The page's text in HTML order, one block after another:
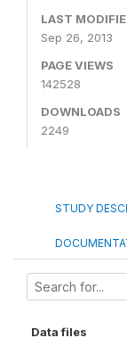
LAST
Sep 26, 2013
PAGE VIEWS
142528
DOWNLOADS
2249
STUDY
Data files